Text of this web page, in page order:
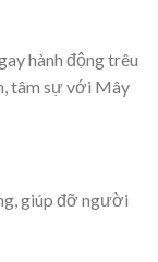
hành động trêu
tâm sự với Mây
giúp đỡ người